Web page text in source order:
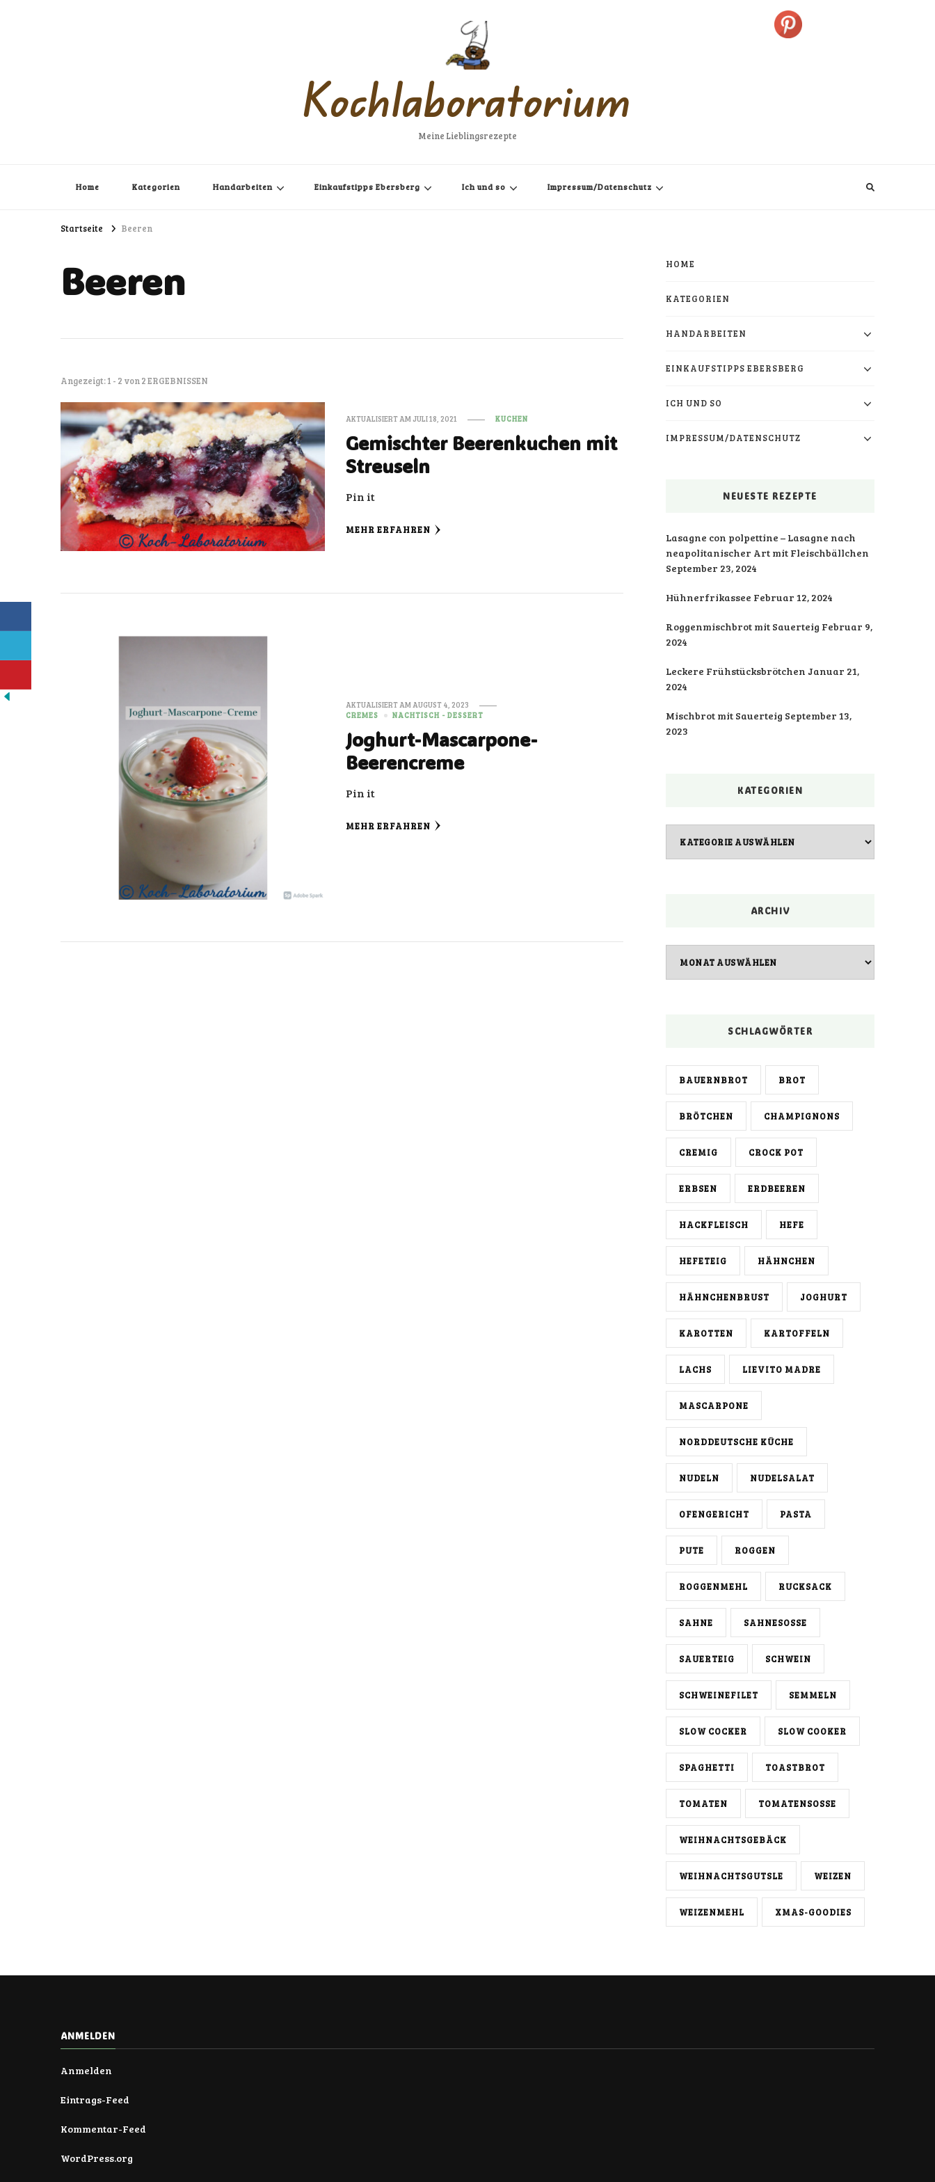
Kochlaboratorium
Meine Lieblingsrezepte
Home Kategorien Handarbeiten Einkaufstipps Ebersberg Ich und so Impressum/Datenschutz
Startseite Beeren
Beeren
Angezeigt: 1 - 2 von 2 ERGEBNISSEN
AKTUALISIERT AMJULI 18, 2021 KUCHEN
Gemischter Beerenkuchen mit
Streuseln
Pin it
MEHR ERFAHREN
AKTUALISIERT AMAUGUST 4, 2023
CREMES
NACHTISCH - DESSERT
Joghurt-Mascarpone-
Beerencreme
Pin it
MEHR ERFAHREN
HOME
KATEGORIEN
HANDARBEITEN
EINKAUFSTIPPS EBERSBERG
ICH UND SO
IMPRESSUM/DATENSCHUTZ
NEUESTE REZEPTE
Lasagne con polpettine – Lasagne nach
neapolitanischer Art mit Fleischbällchen
September 23, 2024
Hühnerfrikassee Februar 12, 2024
Roggenmischbrot mit Sauerteig Februar 9,
2024
Leckere Frühstücksbrötchen Januar 21,
2024
Mischbrot mit Sauerteig September 13,
2023
KATEGORIEN
ARCHIV
SCHLAGWÖRTER
BAUERNBROT BROT
BRÖTCHEN CHAMPIGNONS
CREMIG CROCK POT
ERBSEN ERDBEEREN
HACKFLEISCH HEFE
HEFETEIG HÄHNCHEN
HÄHNCHENBRUST JOGHURT
KAROTTEN KARTOFFELN
LACHS LIEVITO MADRE
MASCARPONE
NORDDEUTSCHE KÜCHE
NUDELN NUDELSALAT
OFENGERICHT PASTA
PUTE ROGGEN
ROGGENMEHL RUCKSACK
SAHNE SAHNESOSSE
SAUERTEIG SCHWEIN
SCHWEINEFILET SEMMELN
SLOW COCKER SLOW COOKER
SPAGHETTI TOASTBROT
TOMATEN TOMATENSOSSE
WEIHNACHTSGEBÄCK
WEIHNACHTSGUTSLE WEIZEN
WEIZENMEHL XMAS-GOODIES
ANMELDEN
Anmelden
Eintrags-Feed
Kommentar-Feed
WordPress.org